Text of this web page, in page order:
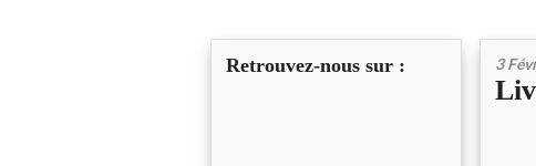
Retrouvez-nous sur : 3